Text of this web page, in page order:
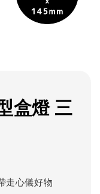
盒燈 三
走心儀好物